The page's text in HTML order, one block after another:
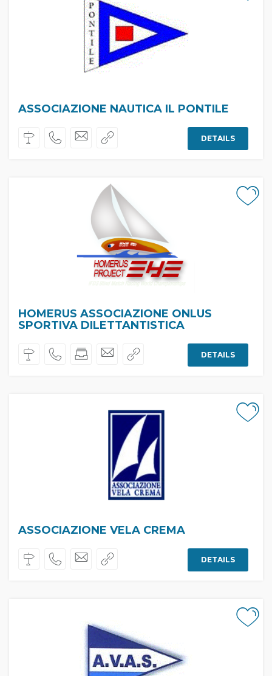
ASSOCIAZIONE NAUTICA IL PONTILE
DETAILS
HOMERUS ASSOCIAZIONE ONLUS
SPORTIVA DILETTANTISTICA
DETAILS
ASSOCIAZIONE VELA CREMA
DETAILS